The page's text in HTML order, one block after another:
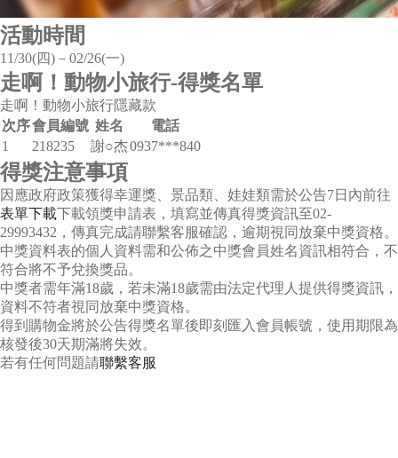
活動時間
11/30(四)－02/26(一)
走啊！動物小旅行-得獎名單
走啊！動物小旅行隱藏款
次序會員編號 姓名
電話
1
218235 謝○杰0937***840
得獎注意事項
因應政府政策獲得幸運獎、景品類、娃娃類需於公告7日內前往
表單下載下載領獎申請表，填寫並傳真得獎資訊至02-
29993432 ，傳真完成請聯繫客服確認，逾期視同放棄中獎資格。
中獎資料表的個人資料需和公佈之中獎會員姓名資訊相符合，不
符合將不予兌換獎品。
中獎者需年滿18歲，若未滿18歲需由法定代理人提供得獎資訊，
資料不符者視同放棄中獎資格。
得到購物金將於公告得獎名單後即刻匯入會員帳號，使用期限為
核發後30天期滿將失效。
若有任何問題請聯繫客服